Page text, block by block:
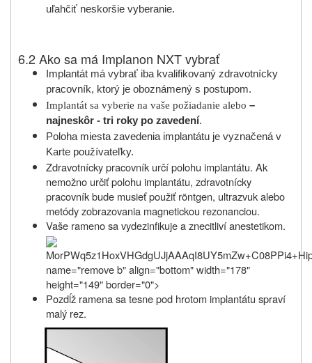
uľahčiť neskoršie vyberanie.
6.2 Ako sa má Implanon NXT vybrať
Implantát má vybrať iba kvalifikovaný zdravotnícky
pracovník, ktorý je oboznámený s postupom.
Implantát sa vyberie na vaše požiadanie alebo –
najneskôr - tri roky po zavedení.
Poloha miesta zavedenia implantátu je vyznačená v
Karte používateľky.
Zdravotnícky pracovník určí polohu implantátu. Ak
nemožno určiť polohu implantátu, zdravotnícky
pracovník bude musieť použiť röntgen, ultrazvuk alebo
metódy zobrazovania magnetickou rezonanciou.
Vaše rameno sa vydezinfikuje a znecitliví anestetikom.
Pozdĺž ramena sa tesne pod hrotom implantátu spraví
malý rez.